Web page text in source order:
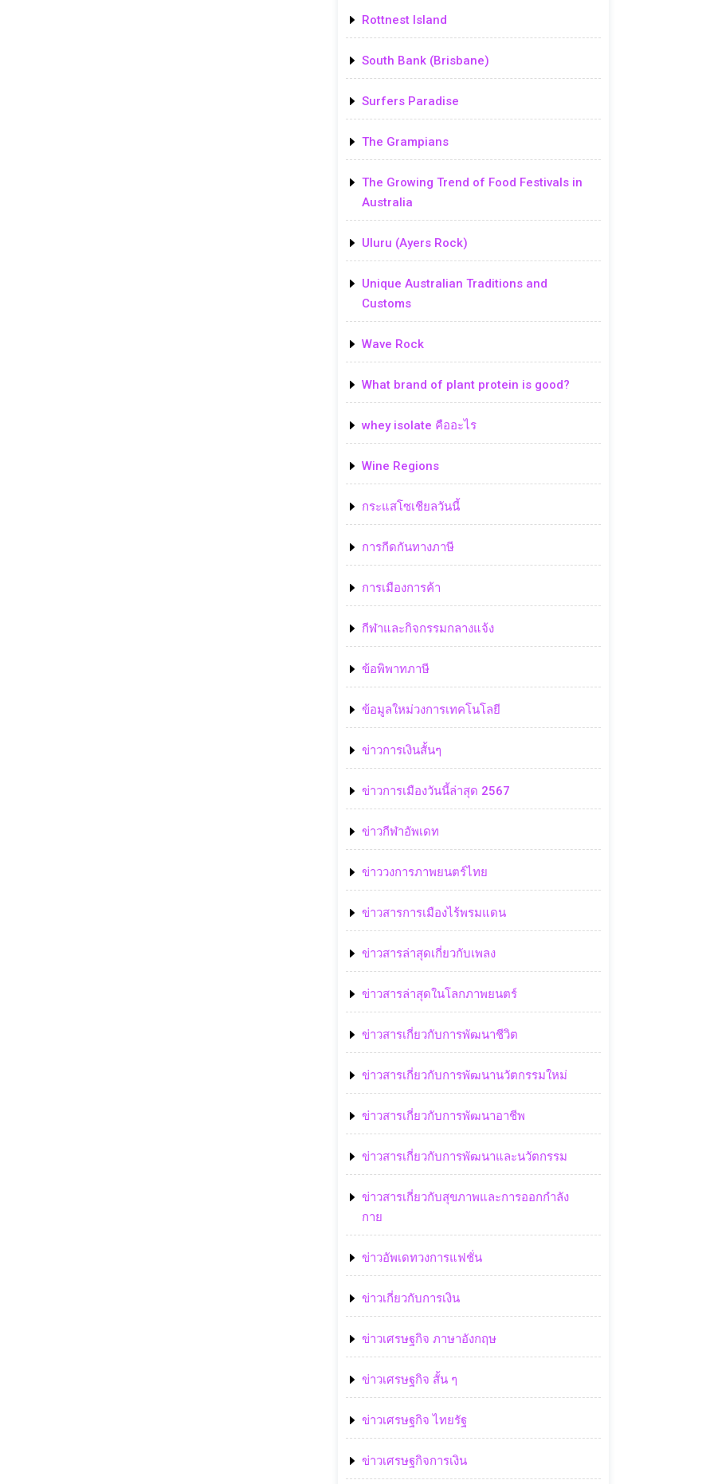
Rottnest Island
South Bank (Brisbane)
Surfers Paradise
The Grampians
The Growing Trend of Food Festivals in
Australia
Uluru (Ayers Rock)
Unique Australian Traditions and
Customs
Wave Rock
What brand of plant protein is good?
whey isolate คืออะไร
Wine Regions
กระแสโซเชียลวันนี้
การกีดกันทางภาษี
การเมืองการค้า
กีฬาและกิจกรรมกลางแจ้ง
ข้อพิพาทภาษี
ข้อมูลใหม่วงการเทคโนโลยี
ข่าวการเงินสั้นๆ
ข่าวการเมืองวันนี้ล่าสุด 2567
ข่าวกีฬาอัพเดท
ข่าววงการภาพยนตร์ไทย
ข่าวสารการเมืองไร้พรมแดน
ข่าวสารล่าสุดเกี่ยวกับเพลง
ข่าวสารล่าสุดในโลกภาพยนตร์
ข่าวสารเกี่ยวกับการพัฒนาชีวิต
ข่าวสารเกี่ยวกับการพัฒนานวัตกรรมใหม่
ข่าวสารเกี่ยวกับการพัฒนาอาชีพ
ข่าวสารเกี่ยวกับการพัฒนาและนวัตกรรม
ข่าวสารเกี่ยวกับสุขภาพและการออกกำลัง
กาย
ข่าวอัพเดทวงการแฟชั่น
ข่าวเกี่ยวกับการเงิน
ข่าวเศรษฐกิจ ภาษาอังกฤษ
ข่าวเศรษฐกิจ สั้น ๆ
ข่าวเศรษฐกิจ ไทยรัฐ
ข่าวเศรษฐกิจการเงิน